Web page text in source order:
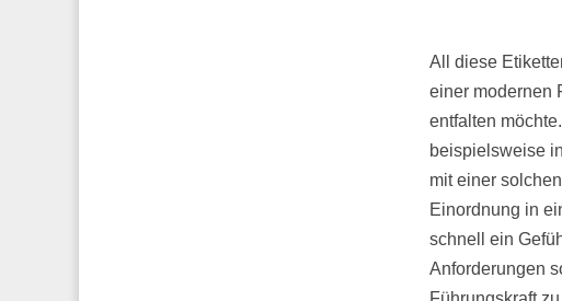
All diese
einer modernen
entfalten
beispielsweise
mit einer
Einordnung in
schnell ein
Anforderungen